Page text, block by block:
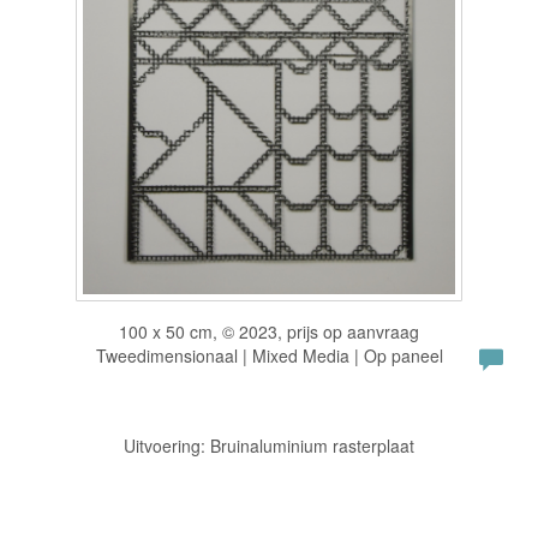
100 x 50 cm, © 2023, prijs op aanvraag
Tweedimensionaal | Mixed Media | Op paneel
Uitvoering: Bruinaluminium rasterplaat